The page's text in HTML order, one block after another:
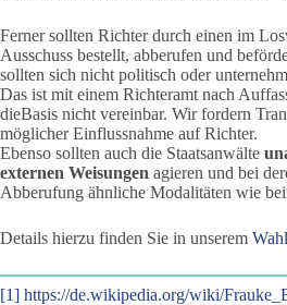
Ferner sollten Richter durch einen im
Ausschuss bestellt, abberufen und
sollten sich nicht politisch oder
Das ist mit einem Richteramt nach
dieBasis nicht vereinbar. Wir fordern
möglicher Einflussnahme auf Richter.
Ebenso sollten auch die Staatsanwälte
externen Weisungen agieren und bei
Abberufung ähnliche Modalitäten wie
Details hierzu finden Sie in unserem
[1] https://de.wikipedia.org/wiki/